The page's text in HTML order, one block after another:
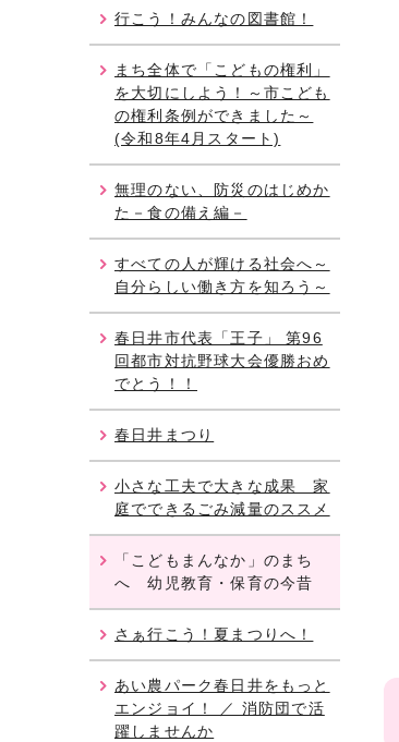
行こう！みんなの図書館！
まち全体で「こどもの権利」
を大切にしよう！～市こども
の権利条例ができました～
(令和8年4月スタート)
無理のない、防災のはじめか
た－食の備え編－
すべての人が輝ける社会へ～
自分らしい働き方を知ろう～
春日井市代表「王子」 第96
回都市対抗野球大会優勝おめ
でとう！！
春日井まつり
小さな工夫で大きな成果 家
庭でできるごみ減量のススメ
「こどもまんなか」のまち
へ 幼児教育・保育の今昔
さぁ行こう！夏まつりへ！
あい農パーク春日井をもっと
エンジョイ！ ／ 消防団で活
躍しませんか